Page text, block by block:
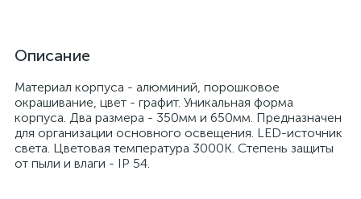
Описание
Материал корпуса - алюминий, порошковое
окрашивание, цвет - графит. Уникальная форма
корпуса. Два размера - 350мм и 650мм. Предназначен
для организации основного освещения. LED-источник
света. Цветовая температура 3000К. Степень защиты
от пыли и влаги - IP 54.